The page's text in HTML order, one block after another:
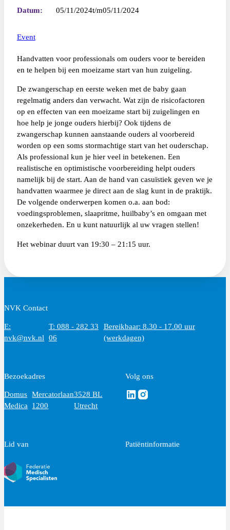
Datum: 05/11/2024 05/11/2024
Event
Handvatten voor professionals om ouders voor te bereiden
en te helpen bij een moeizame start van hun zuigeling.
De zwangerschap en eerste weken met de baby gaan
regelmatig anders dan verwacht. Wat zijn de risicofactoren
op en effecten van een moeizame start bij zuigelingen en
hoe help je jonge ouders hierbij? Ook tijdens de
zwangerschap kunnen aanstaande ouders al voorbereid
worden op een soms stormachtige start van het ouderschap.
Als professional kun je hier veel in betekenen. Een
realistische en optimistische voorbereiding helpt ouders
namelijk bij de start. Aan de hand van casuïstiek geven we je
handvatten waarmee je direct aan de slag kunt in de praktijk.
De volgende onderwerpen komen o.a. aan bod:
voedingsproblemen, slaapritme, huilbaby’s en omgaan met
onzekerheden. En u kunt natuurlijk al uw vragen stellen!
Het webinar duurt van 19:30 – 21:15 uur.
NVK Contact
E:
nvk@nvk.nl
T: 088 - 282 33
06
Bereikbaar: 8.30 - 17.00 uur
(werkdagen)
Bezoekadres
Domus
Medica
Mercatorlaan
1200
3528 BL
Utrecht
Volg ons
Volg ons via Linkedin
Volg ons via Instagram
Lid van Patiëntinformatie